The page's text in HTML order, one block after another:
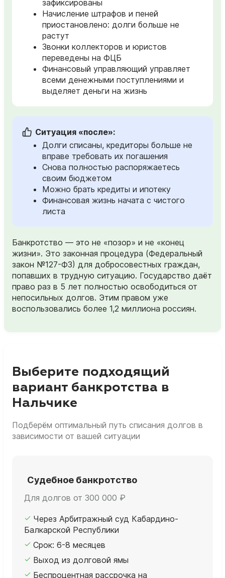
зафиксированы
Начисление штрафов и пеней
приостановлено: долги больше не
растут
Звонки коллекторов и юристов
переведены на ФЦБ
Финансовый управляющий управляет
всеми денежными поступлениями и
выделяет деньги на жизнь
Ситуация «после»:
Долги списаны, кредиторы больше не
вправе требовать их погашения
Снова полностью распоряжаетесь
своим бюджетом
Можно брать кредиты и ипотеку
Финансовая жизнь начата с чистого
листа
Банкротство — это не «позор» и не «конец
жизни». Это законная процедура (Федеральный
закон №127-ФЗ) для добросовестных граждан,
попавших в трудную ситуацию. Государство даёт
право раз в 5 лет полностью освободиться от
непосильных долгов. Этим правом уже
воспользовались более 1,2 миллиона россиян.
Выберите подходящий
вариант банкротства в
Нальчике
Подберём оптимальный путь списания долгов в
зависимости от вашей ситуации
Судебное банкротство
Для долгов от 300 000 ₽
Через Арбитражный суд Кабардино-
Балкарской Республики
Срок: 6-8 месяцев
Выход из долговой ямы
Беспроцентная рассрочка на